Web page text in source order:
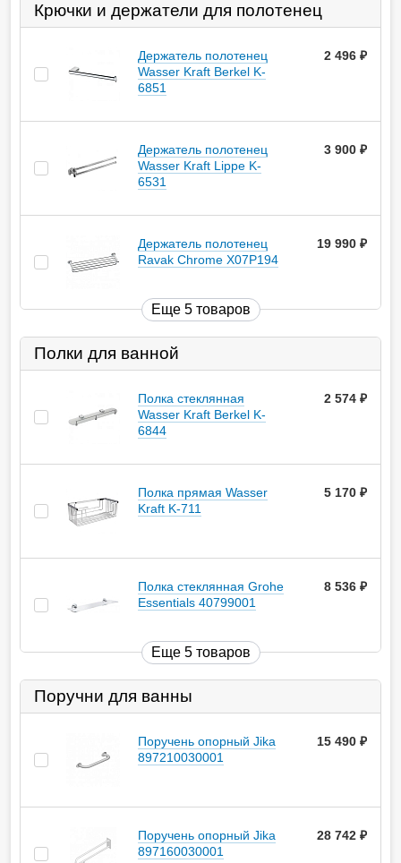
Крючки и держатели для полотенец
Держатель полотенец
Wasser Kraft Berkel K-
6851
2 496
Держатель полотенец
Wasser Kraft Lippe K-
6531
3 900
Держатель полотенец
Ravak Chrome X07P194
19 990
Еще 5 товаров
Полки для ванной
Полка стеклянная
Wasser Kraft Berkel K-
6844
2 574
Полка прямая Wasser
Kraft K-711
5 170
Полка стеклянная Grohe
Essentials 40799001
8 536
Еще 5 товаров
Поручни для ванны
Поручень опорный Jika
897210030001
15 490
Поручень опорный Jika
897160030001
28 742